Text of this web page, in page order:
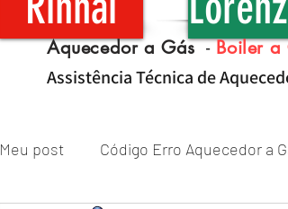
Aquecedor a Gás-Boiler a
Assistência Técnica de
Meu post Código Erro Aquecedor a